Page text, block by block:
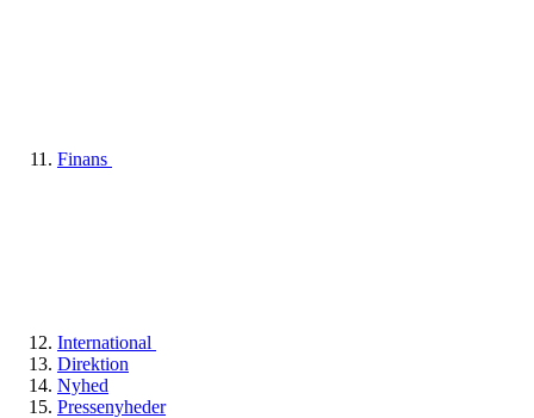
Finans
International
Direktion
Nyhed
Pressenyheder